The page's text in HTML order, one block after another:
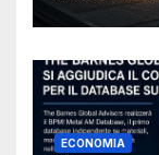
ECONOMIA